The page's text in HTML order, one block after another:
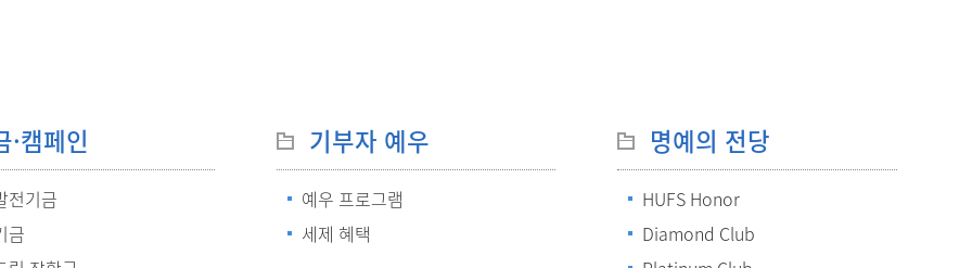
·캠페인
전기금
금
기부자 예우
예우 프로그램
세제 혜택
명예의 전당
HUFS Honor
Diamond Club